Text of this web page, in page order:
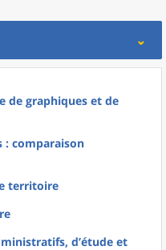
de graphiques et de
: comparaison
territoire
d’étude et